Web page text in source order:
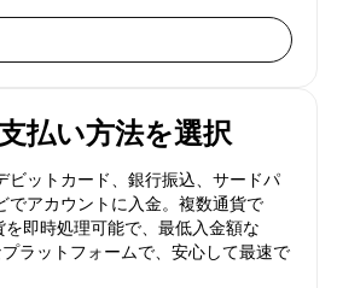
払い方法を選択
ビットカード、銀行振込、サードパ
でアカウントに入金。複数通貨で
即時処理可能で、最低入金額な
ラットフォームで、安心して最速で